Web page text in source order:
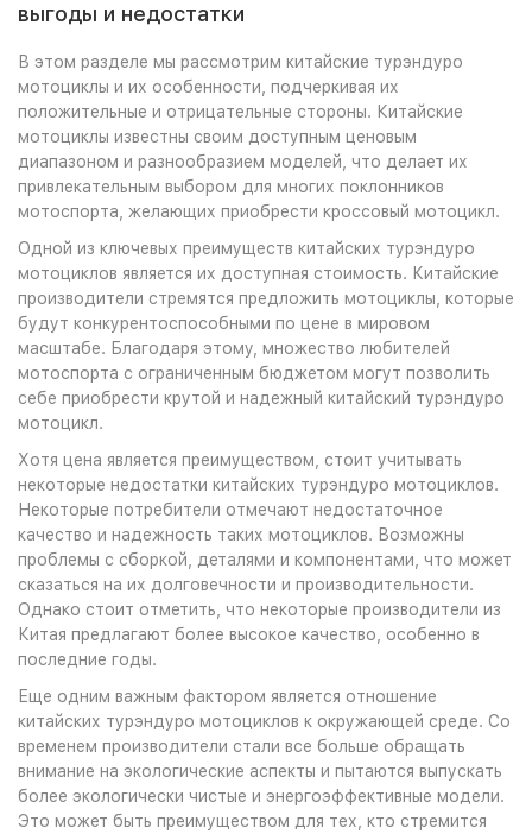
выгоды и недостатки
В этом разделе мы рассмотрим китайские турэндуро
мотоциклы и их особенности, подчеркивая их
положительные и отрицательные стороны. Китайские
мотоциклы известны своим доступным ценовым
диапазоном и разнообразием моделей, что делает их
привлекательным выбором для многих поклонников
мотоспорта, желающих приобрести кроссовый мотоцикл.
Одной из ключевых преимуществ китайских турэндуро
мотоциклов является их доступная стоимость. Китайские
производители стремятся предложить мотоциклы, которые
будут конкурентоспособными по цене в мировом
масштабе. Благодаря этому, множество любителей
мотоспорта с ограниченным бюджетом могут позволить
себе приобрести крутой и надежный китайский турэндуро
мотоцикл.
Хотя цена является преимуществом, стоит учитывать
некоторые недостатки китайских турэндуро мотоциклов.
Некоторые потребители отмечают недостаточное
качество и надежность таких мотоциклов. Возможны
проблемы с сборкой, деталями и компонентами, что может
сказаться на их долговечности и производительности.
Однако стоит отметить, что некоторые производители из
Китая предлагают более высокое качество, особенно в
последние годы.
Еще одним важным фактором является отношение
китайских турэндуро мотоциклов к окружающей среде. Со
временем производители стали все больше обращать
внимание на экологические аспекты и пытаются выпускать
более экологически чистые и энергоэффективные модели.
Это может быть преимуществом для тех, кто стремится